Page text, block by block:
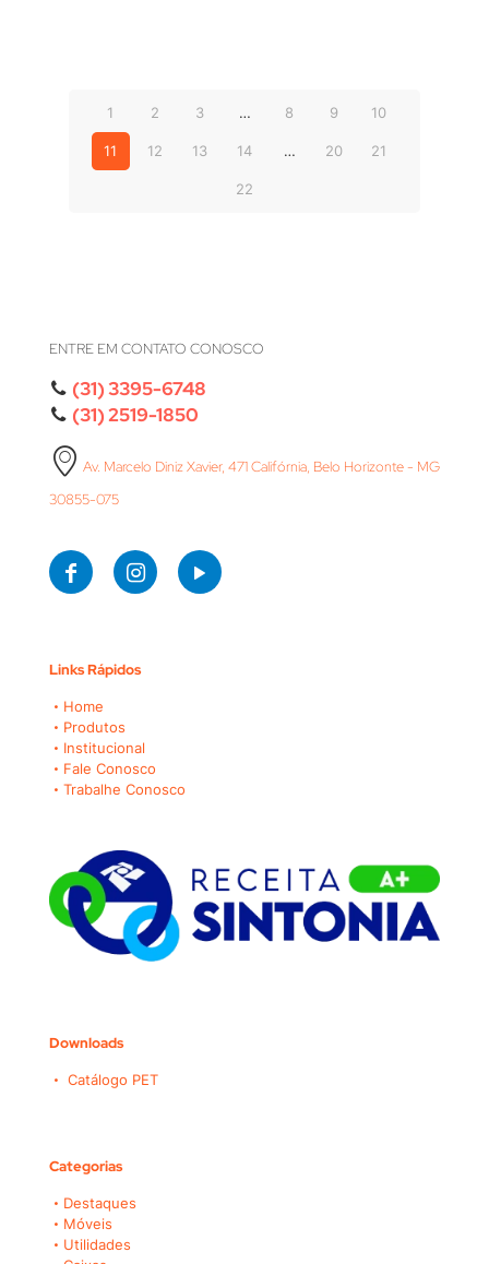
1 2 3 … 8 9 10
11 12 13 14 … 20 21
22
ENTRE EM CONTATO CONOSCO
(31) 3395-6748
(31) 2519-1850
Av. Marcelo Diniz Xavier, 471 Califórnia, Belo Horizonte - MG
30855-075
Links Rápidos
Home
Produtos
Institucional
Fale Conosco
Trabalhe Conosco
Downloads
Catálogo PET
Categorias
Destaques
Móveis
Utilidades